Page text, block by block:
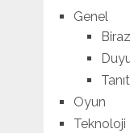
Genel
Oyun
Teknoloji